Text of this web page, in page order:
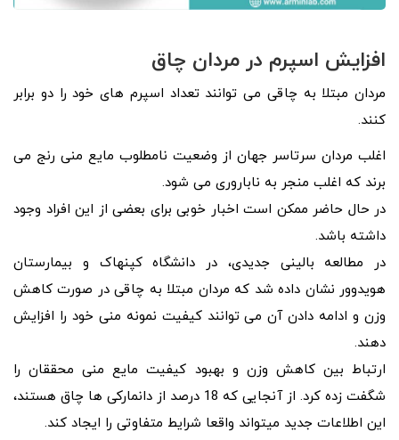
افزایش اسپرم در مردان چاق
مردان مبتلا به چاقی می توانند تعداد اسپرم های خود را دو برابر
کنند.
اغلب مردان سرتاسر جهان از وضعیت نامطلوب مایع منی رنج می
برند که اغلب منجر به ناباروری می شود.
در حال حاضر ممکن است اخبار خوبی برای بعضی از این افراد وجود
داشته باشد.
در مطالعه بالینی جدیدی، در دانشگاه کپنهاک و بیمارستان
هویدوور نشان داده شد که مردان مبتلا به چاقی در صورت کاهش
وزن و ادامه دادن آن می توانند کیفیت نمونه منی خود را افزایش
دهند.
ارتباط بین کاهش وزن و بهبود کیفیت مایع منی محققان را
شگفت زده کرد. از آنجایی که 18 درصد از دانمارکی ها چاق هستند،
این اطلاعات جدید میتواند واقعا شرایط متفاوتی را ایجاد کند.